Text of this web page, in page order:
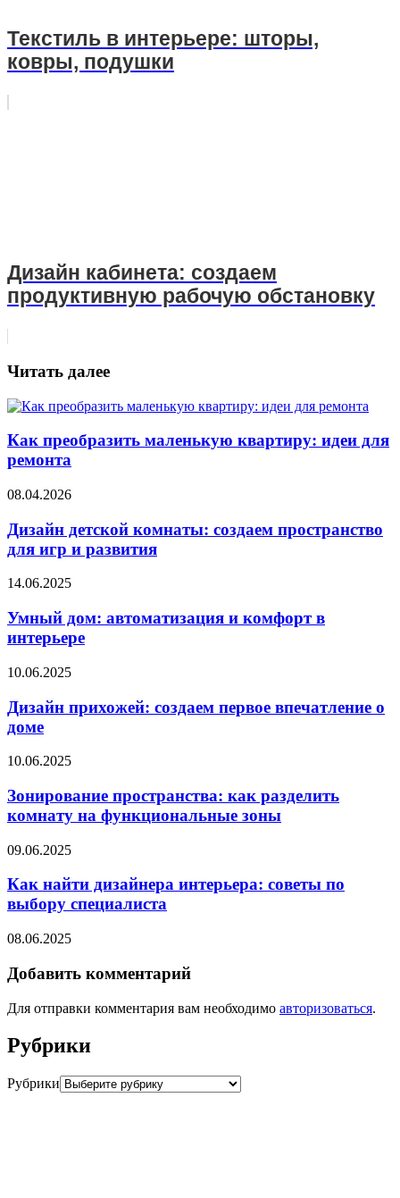
Текстиль в интерьере: шторы,
ковры, подушки
Дизайн кабинета: создаем
продуктивную рабочую обстановку
Читать далее
Как преобразить маленькую квартиру: идеи для
ремонта
08.04.2026
Дизайн детской комнаты: создаем пространство
для игр и развития
14.06.2025
Умный дом: автоматизация и комфорт в
интерьере
10.06.2025
Дизайн прихожей: создаем первое впечатление о
доме
10.06.2025
Зонирование пространства: как разделить
комнату на функциональные зоны
09.06.2025
Как найти дизайнера интерьера: советы по
выбору специалиста
08.06.2025
Добавить комментарий
Для отправки комментария вам необходимо авторизоваться.
Рубрики
Рубрики